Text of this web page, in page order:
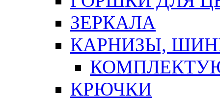
ЗЕРКАЛА
КАРНИЗЫ,
КРЮЧКИ